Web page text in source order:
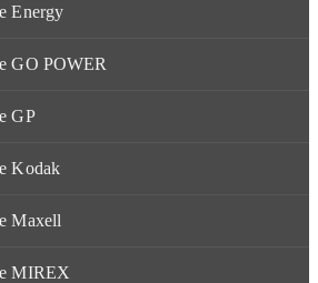
Energy
GO POWER
GP
Kodak
Maxell
MIREX